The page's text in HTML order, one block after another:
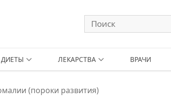
ДИЕТЫ ЛЕКАРСТВА ВРАЧИ
(пороки развития)